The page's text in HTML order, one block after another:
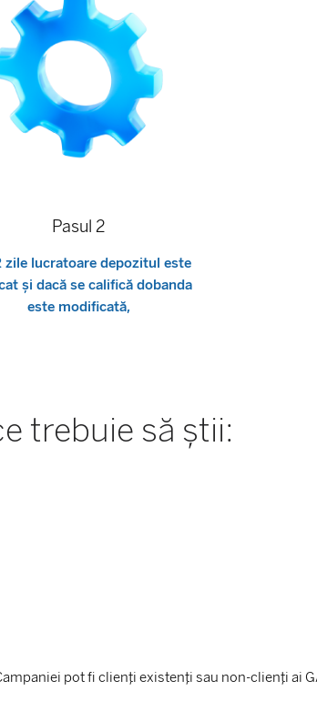
Pasul 2
zile lucratoare depozitul este
și dacă se califică dobanda
este modificată,
trebuie să știi:
pot fi clienți existenți sau non-clienți ai